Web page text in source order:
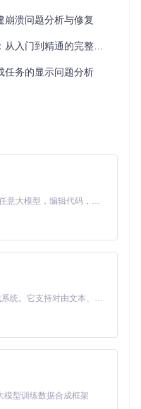
项，传统方式容易遗漏或
速添加窗口左下角勾
调出窗口。
按项目分类完成记录，立
口
#市场部 @待办"
）
的记录流程会导致思路
自动识别日期、标签
录，不打断创作流。
!高优先级"，系统会自
效率低下，新任务容易
崩溃问题分析与修复
门到精通的完整秘籍
任务的显示问题分析
Claude Code 的开源替代方案。连接任意大模型，编辑代码，运行命令，自动验证 — 全自动执行。用 Rust 构建，极致性能。 ｜ An open-source alternative to Claude Code. Connect any LLM, edit code, run commands, and verify changes — autonomously. Built in Rust for speed. Get Started
MiniMax H3 是一个通用的全模态生成系统。它支持对由文本、图像、视频和音频组成的多模态上下文进行统一理解，并能生成分辨率高达 2K、时长可达 15 秒的带原生立体声音频的视频。得益于面向任务泛化的系统设计，H3 在预训练阶段就已具备广泛的多模态上下文理解与生成能力，能够出色地执行复杂的多模态指令。
模型训练数据合成框架